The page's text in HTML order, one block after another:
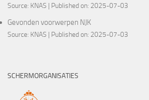
Source: KNAS Published on: 2025-07-03
Gevonden voorwerpen NJK
Source: KNAS Published on: 2025-07-03
SCHERMORGANISATIES